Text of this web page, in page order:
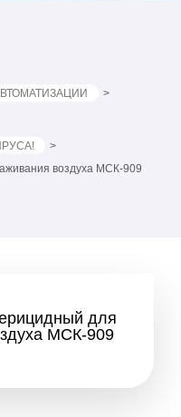
воздуха МСК-909